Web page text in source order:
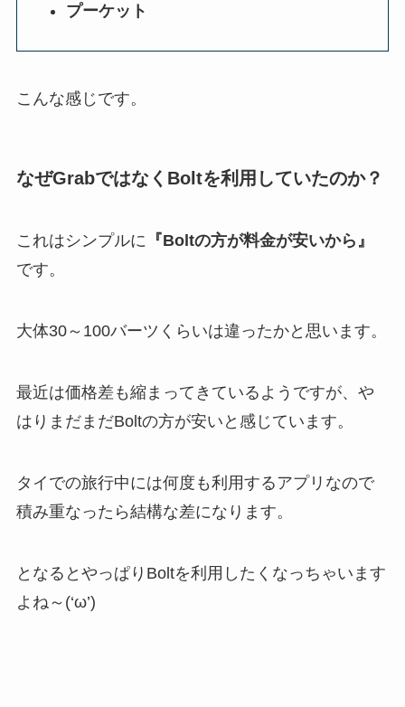
プーケット
こんな感じです。
なぜGrabではなくBoltを利用していたのか？
これはシンプルに 『Boltの方が料金が安いから』
です。
大体30～100バーツくらいは違ったかと思います。
最近は価格差も縮まってきているようですが、や
はりまだまだBoltの方が安いと感じています。
タイでの旅行中には何度も利用するアプリなので
積み重なったら結構な差になります。
となるとやっぱりBoltを利用したくなっちゃいます
よね～(‘ω’)